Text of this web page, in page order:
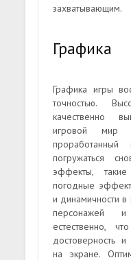
захватывающим.
Графика
Графика игры
точностью.
качественно
игровой мир
погружаться
эффекты,
погодные
и динамичности
персонажей и
естественно,
достоверность
на экране.